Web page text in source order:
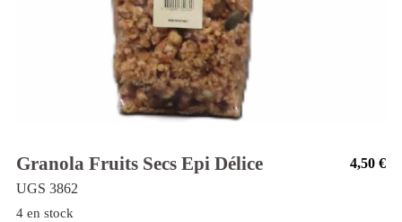
Granola Fruits Secs Epi Délice 4,50€
UGS 3862
4 en stock